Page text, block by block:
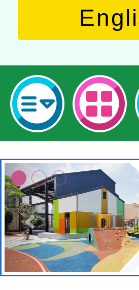
本校115學